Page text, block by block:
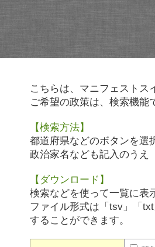
こちらは、マニフェストス
ご希望の政策は、検索機能
【検索方法】
都道府県などのボタンを選
政治家名なども記入のうえ
【ダウンロード】
検索などを使って一覧に表
ファイル形式は「tsv」「
することができます。